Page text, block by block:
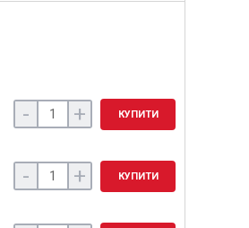
- + КУПИТИ
- + КУПИТИ